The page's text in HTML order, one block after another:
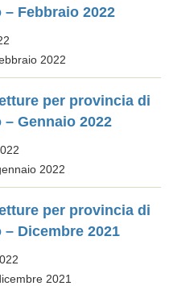
Febbraio 2022
2022
per provincia di
Gennaio 2022
2022
per provincia di
Dicembre 2021
2021